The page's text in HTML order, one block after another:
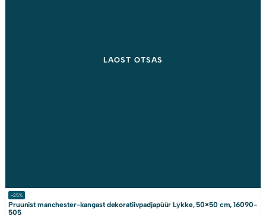
-25%
Pruunist manchester-kangast dekoratiivpadjapüür Lykke, 50×50 cm, 16090-
505